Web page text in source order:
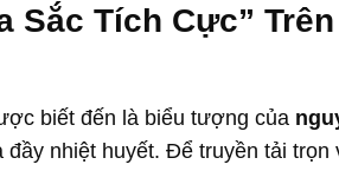
Sắc Tích Cực”
biết đến là biểu tượng của
nhiệt huyết. Để truyền tải